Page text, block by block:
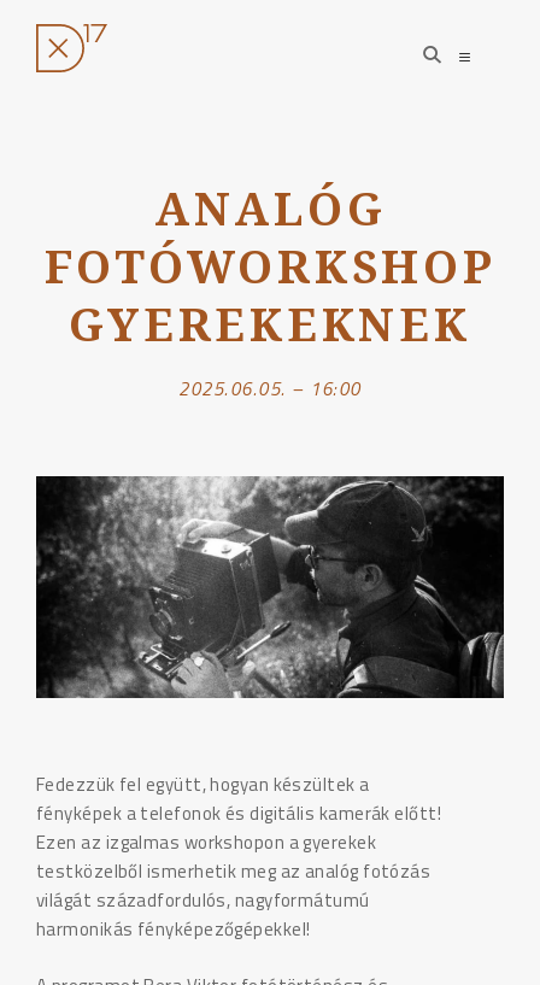
open
search
open
ANALÓG
FOTÓWORKSHOP
GYEREKEKNEK
2025.06.05. – 16:00
Fedezzük fel együtt, hogyan készültek a
fényképek a telefonok és digitális kamerák előtt!
Ezen az izgalmas workshopon a gyerekek
testközelből ismerhetik meg az analóg fotózás
világát századfordulós, nagyformátumú
harmonikás fényképezőgépekkel!